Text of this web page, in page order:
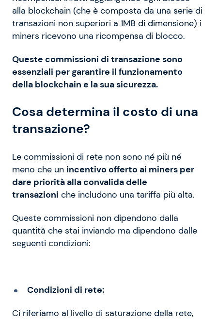
alla blockchain (che è composta da una serie di
transazioni non superiori a 1MB di dimensione) i
miners ricevono una ricompensa di blocco.
Queste commissioni di transazione sono
essenziali per garantire il funzionamento
della blockchain e la sua sicurezza.
Cosa determina il costo di una
transazione?
Le commissioni di rete non sono né più né
meno che un incentivo offerto ai miners per
dare priorità alla convalida delle
transazioni che includono una tariffa più alta.
Queste commissioni non dipendono dalla
quantità che stai inviando ma dipendono dalle
seguenti condizioni:
Condizioni di rete:
Ci riferiamo al livello di saturazione della rete,